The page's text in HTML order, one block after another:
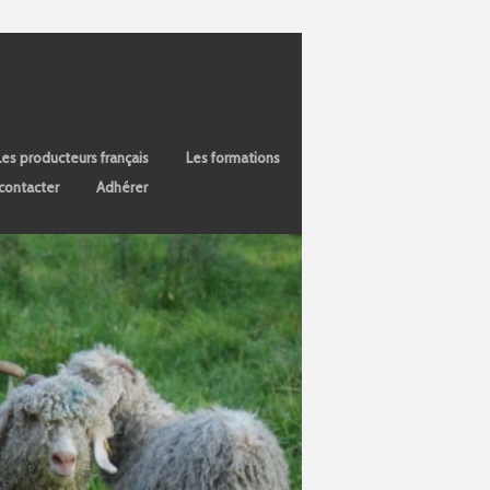
producteurs français
Les formations
Adhérer